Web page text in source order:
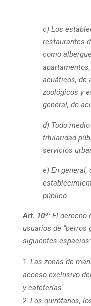
c) Los
restaurantes
como
acuáticos, de
zoológicos y
general, de
d) Todo
titularidad
servicios
e) En
público.
Art. 10º: El derecho
usuarios de “perros
siguientes espacios:
Las zonas de
acceso exclusivo
y cafeterías.
Los quirófanos,